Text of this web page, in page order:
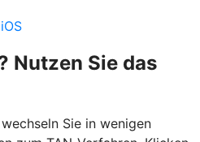
Nutzen Sie das
Sie in wenigen